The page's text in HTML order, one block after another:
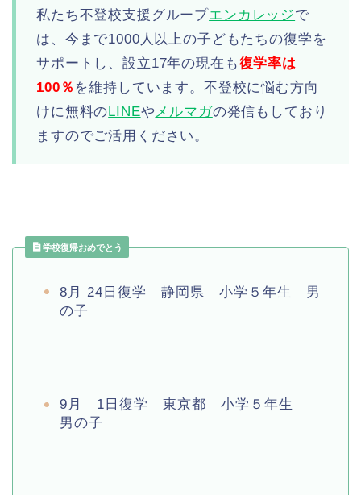
私たち不登校支援グループエンカレッジで
は、今まで1000人以上の子どもたちの復学を
サポートし、設立17年の現在も復学率は
100％ を維持しています。不登校に悩む方向
けに無料の LINEやメルマガの発信もしており
ますのでご活用ください。
学校復帰おめでとう
8月 24日復学 静岡県 小学５年生 男
の子
9月 1日復学 東京都 小学５年生
男の子